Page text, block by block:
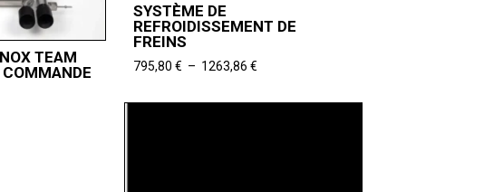
SYSTÈME DE
REFROIDISSEMENT DE
FREINS
795,80€ – 1263,86€
prix :
TEAM